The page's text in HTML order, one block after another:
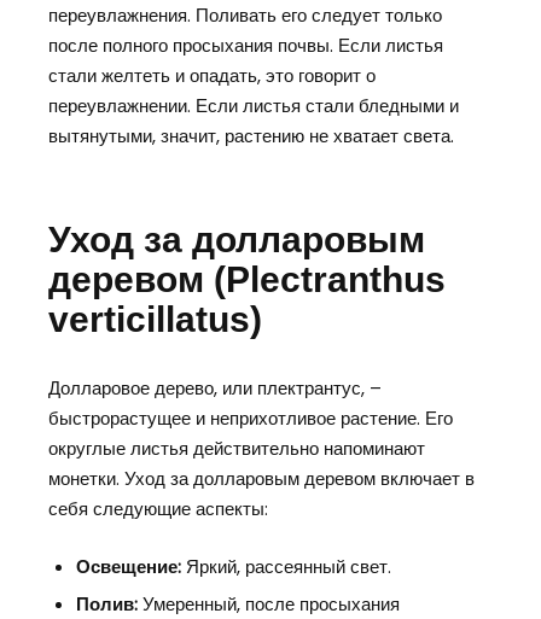
переувлажнения. Поливать его следует только
после полного просыхания почвы. Если листья
стали желтеть и опадать, это говорит о
переувлажнении. Если листья стали бледными и
вытянутыми, значит, растению не хватает света.
Уход за долларовым
деревом (Plectranthus
verticillatus)
Долларовое дерево, или плектрантус, –
быстрорастущее и неприхотливое растение. Его
округлые листья действительно напоминают
монетки. Уход за долларовым деревом включает в
себя следующие аспекты:
Освещение:Яркий, рассеянный свет.
Полив:Умеренный, после просыхания